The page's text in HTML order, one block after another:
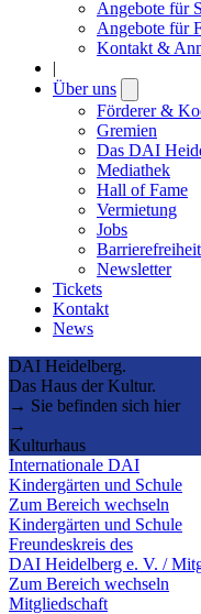
Angebote für
Angebote für
Kontakt &
|
Über uns
submenu
Förderer &
Gremien
Das DAI
Mediathek
Hall of Fame
Vermietung
Jobs
Barrierefreiheit
Newsletter
Tickets
Kontakt
News
DAI Heidelberg.
Das Haus der Kultur.
→ Sie befinden sich hier
→
Kulturhaus
Internationale DAI
Kindergärten und Schule
Zum Bereich wechseln
Kindergärten und Schule
Freundeskreis des
DAI Heidelberg e. V. /
Zum Bereich wechseln
Mitgliedschaft